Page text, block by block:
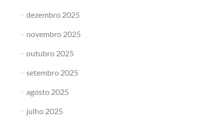
dezembro 2025
novembro 2025
outubro 2025
setembro 2025
agosto 2025
julho 2025